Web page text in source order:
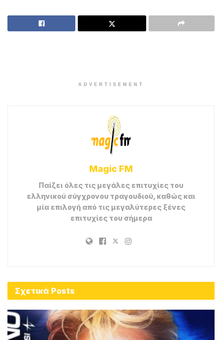
ADVERTISEMENT
Magic FM
Παίζει όλες τις μεγάλες επιτυχίες του
ελληνικού σύγχρονου τραγουδιού, καθώς και
μία επιλογή από τις μεγαλύτερες ξένες
επιτυχίες του σήμερα
Σχετικά Posts